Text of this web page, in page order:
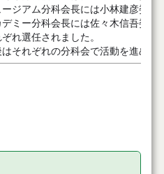
ージアム分科会長には小林建彦委員
デミー分科会長には佐々木信吾委員
れ選任されました。
はそれぞれの分科会で活動を進めて